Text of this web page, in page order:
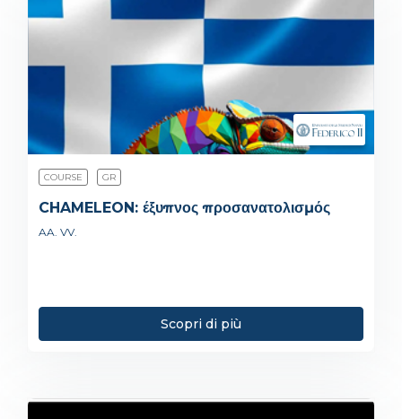
COURSE GR
CHAMELEON: έξυπνος προσανατολισμός
AA. VV.
Scopri di più